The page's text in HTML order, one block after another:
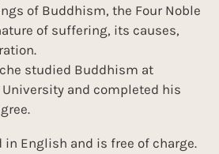
of Buddhism, the Four Noble
of suffering, its causes,
studied Buddhism at
and completed his
English and is free of charge.